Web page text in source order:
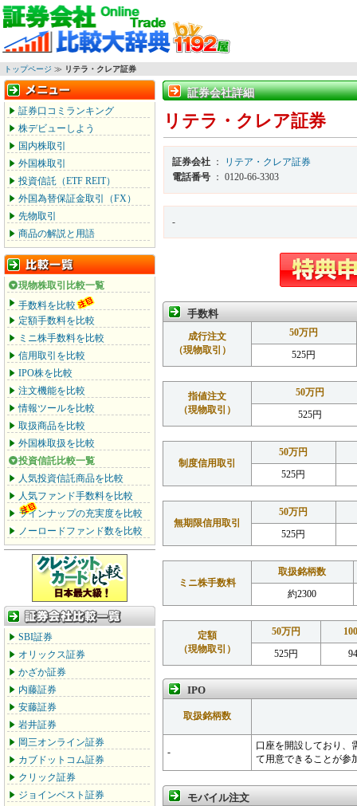
トップページ ≫ リテラ・クレア証券
証券口コミランキング
株デビューしよう
国内株取引
外国株取引
投資信託（ETF REIT）
外国為替保証金取引（FX）
先物取引
商品の解説と用語
現物株取引比較一覧
手数料を比較
定額手数料を比較
ミニ株手数料を比較
信用取引を比較
IPO株を比較
注文機能を比較
情報ツールを比較
取扱商品を比較
外国株取扱を比較
投資信託比較一覧
人気投資信託商品を比較
人気ファンド手数料を比較
ラインナップの充実度を比較
ノーロードファンド数を比較
SBI証券
オリックス証券
かざか証券
内藤証券
安藤証券
岩井証券
岡三オンライン証券
カブドットコム証券
クリック証券
ジョインベスト証券
証券会社詳細
証券会社詳細
リテラ・クレア証券
証券会社 ：
リテア・クレア証券
電話番号 ： 0120-66-3303
-
手数料
成行注文
（現物取引）
50万円
525円
指値注文
（現物取引）
50万円
525円
制度信用取引
50万円
525円
無期限信用取引
50万円
525円
ミニ株手数料
取扱銘柄数
約2300
定額
（現物取引）
50万円
525円
IPO
取扱銘柄数
-
口座を開設しており、
て用意できることが参
モバイル注文